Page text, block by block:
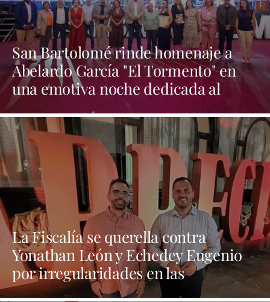
San Bartolomé rinde homenaje a
Abelardo García "El Tormento" en
una emotiva noche dedicada al
folclore canario
La Fiscalía se querella contra
Yonathan León y Echedey Eugenio
por irregularidades en las
contrataciones de las fiestas